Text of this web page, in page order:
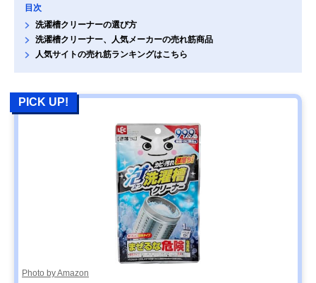
目次
洗濯槽クリーナーの選び方
洗濯槽クリーナー、人気メーカーの売れ筋商品
人気サイトの売れ筋ランキングはこちら
PICK UP!
Photo by Amazon